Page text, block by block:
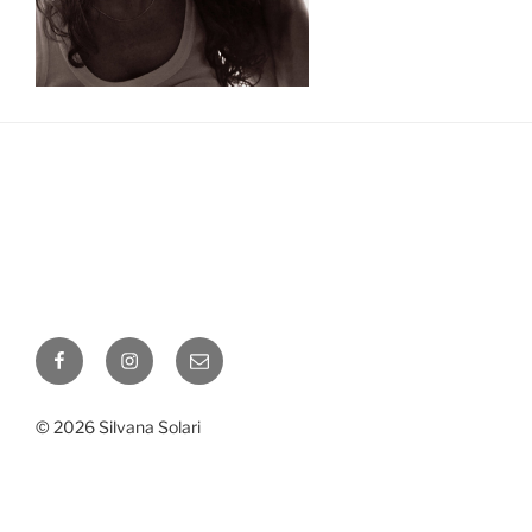
FacebookInstagramCorreo
electrónico
© 2026 Silvana Solari